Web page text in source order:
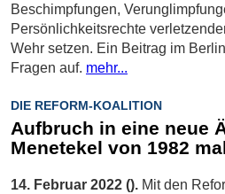
Beschimpfungen,
Persönlichkeitsrechte
Wehr setzen. Ein Beitrag im
Fragen auf. mehr...
DIE REFORM-KOALITION
Aufbruch in eine neue
Menetekel von 1982
14. Februar 2022 (). Mit den